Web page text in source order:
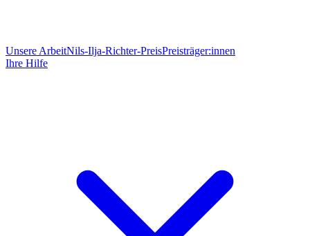
Unsere ArbeitNils-Ilja-Richter-PreisPreisträger:innen
Ihre Hilfe